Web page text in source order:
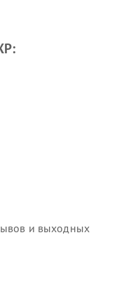
мини пк DEXP
и выходных